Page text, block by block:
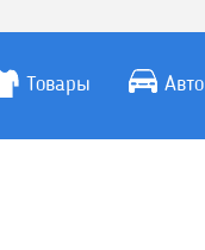
Товары Авто